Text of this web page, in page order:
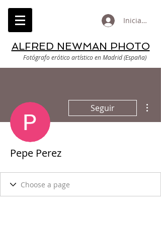
Iniciar
ALFRED NEWMAN PHOTO
Fotógrafo erótico artístico en Madrid (España)
Seguir
Pepe Perez